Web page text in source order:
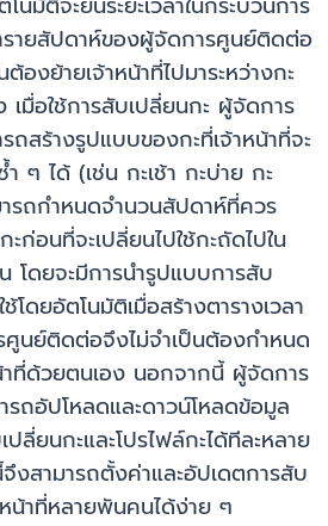
รายสัปดาห์ของผู้จัดการศูนย์ติดต่อ
ต้องย้ายเจ้าหน้าที่ไปมาระหว่างกะ
มื่อใช้การสับเปลี่ยนกะ ผู้จัดการ
ถสร้างรูปแบบของกะที่เจ้าหน้าที่จะ
ๆ ได้ (เช่น กะเช้า กะบ่าย กะ
รถกำหนดจำนวนสัปดาห์ที่ควร
ก่อนที่จะเปลี่ยนไปใช้กะถัดไปใน
โดยจะมีการนำรูปแบบการสับ
ช้โดยอัตโนมัติเมื่อสร้างตารางเวลา
นย์ติดต่อจึงไม่จำเป็นต้องกำหนด
าที่ด้วยตนเอง นอกจากนี้ ผู้จัดการ
ถอัปโหลดและดาวน์โหลดข้อมูล
ลี่ยนกะและโปรไฟล์กะได้ทีละหลาย
งสามารถตั้งค่าและอัปเดตการสับ
หน้าที่หลายพันคนได้ง่าย ๆ